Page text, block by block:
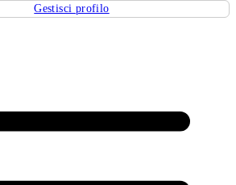
Gestisci profilo